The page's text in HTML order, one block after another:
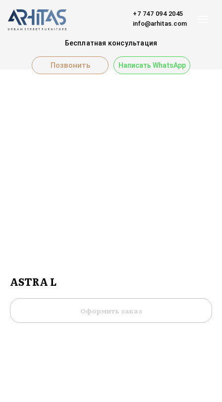
+7 747 094 2045
info@arhitas.com
Позвонить
Бесплатная консультация
Написать WhatsApp
ASTRA L
Оформить заказ